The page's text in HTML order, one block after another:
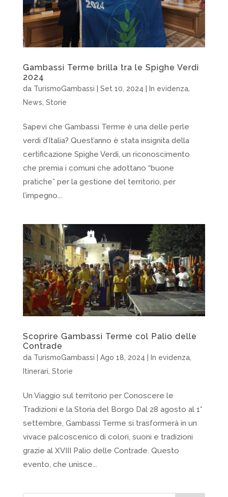
Gambassi Terme brilla tra le Spighe Verdi
2024
da TurismoGambassi Set 10, 2024 In evidenza,
News, Storie
Sapevi che Gambassi Terme è una delle perle
verdi d’Italia? Quest’anno è stata insignita della
certificazione Spighe Verdi, un riconoscimento
che premia i comuni che adottano “buone
pratiche” per la gestione del territorio, per
l’impegno...
Scoprire Gambassi Terme col Palio delle
Contrade
da TurismoGambassi Ago 18, 2024 In evidenza,
Itinerari Storie
Un Viaggio sul territorio per Conoscere le
Tradizioni e la Storia del Borgo Dal 28 agosto al 1°
settembre, Gambassi Terme si trasformerà in un
vivace palcoscenico di colori, suoni e tradizioni
grazie al XVIII Palio delle Contrade. Questo
evento, che unisce...